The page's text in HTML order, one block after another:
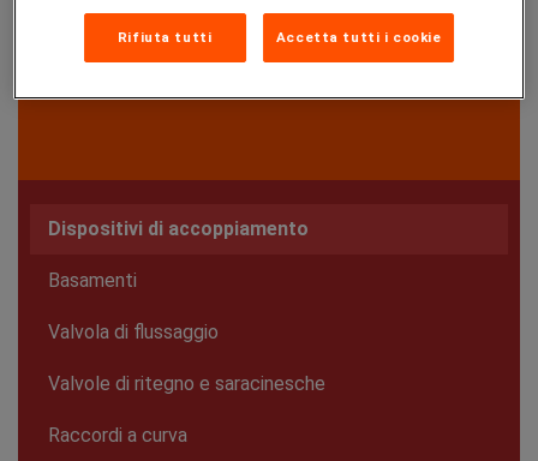
Dispositivi di accoppiamento
Basamenti
Valvola di flussaggio
Valvole di ritegno e saracinesche
Raccordi a curva
Rifiuta tutti Accetta tutti i cookie